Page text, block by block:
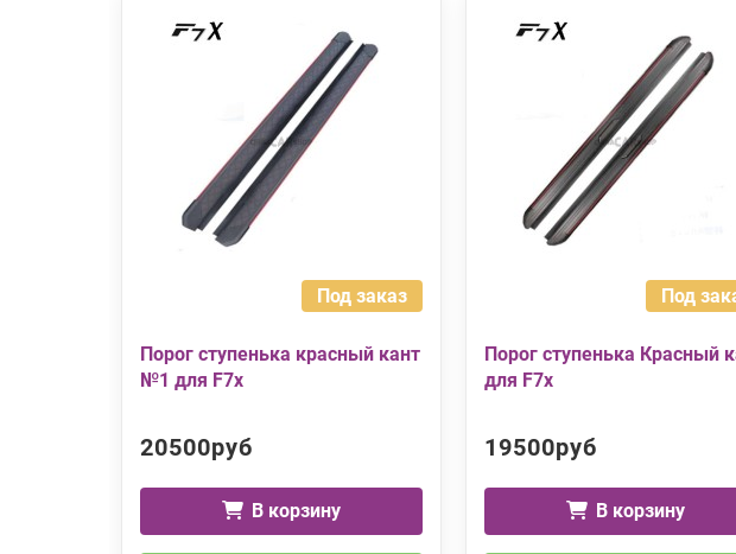
Под заказ
Порог ступенька красный кант
№1 для F7x
20500руб
В корзину
Под
Порог ступенька Красный
для F7x
19500руб
В корзину